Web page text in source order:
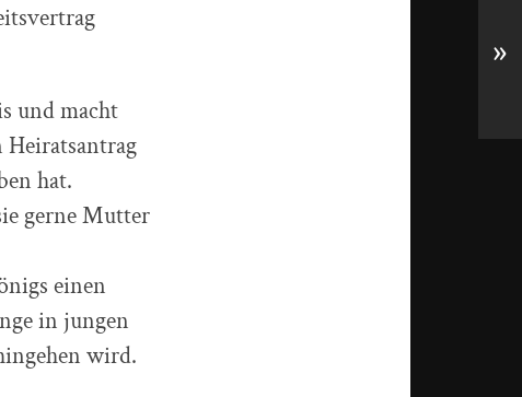
und macht
Heiratsantrag
hat.
gerne Mutter
einen
in jungen
wird.
»